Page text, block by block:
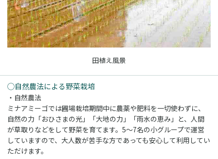
田植え風景
◯自然農法による野菜栽培
・自然農法
ミナアミーゴでは圃場栽培期間中に農薬や肥料を一切使わずに、
自然の力「おひさまの光」「大地の力」「雨水の恵み」と、人間
が草取りなどをして野菜を育てます。5～7名の小グループで運営
していますので、大人数が苦手な方であっても安心して利用してい
ただけます。